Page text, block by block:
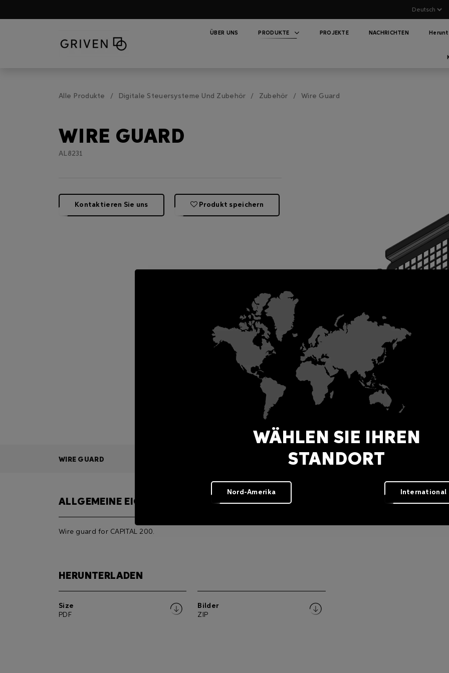
ÜBER UNS PRODUKTE PROJEKTE NACHRICHTEN
Alle Produkte Digitale Steuersysteme Und Zubehör Zubehör Wire Guard
WIRE GUARD
AL8231
Kontaktieren Sie uns Produkt speichern
WIRE GUARD
ALLGEMEINE EIGENSCHAFTEN
Wire guard for CAPITAL 200.
HERUNTERLADEN
Size
PDF
Bilder
ZIP
WÄHLEN SIE IHREN
STANDORT
Nord-Amerika International